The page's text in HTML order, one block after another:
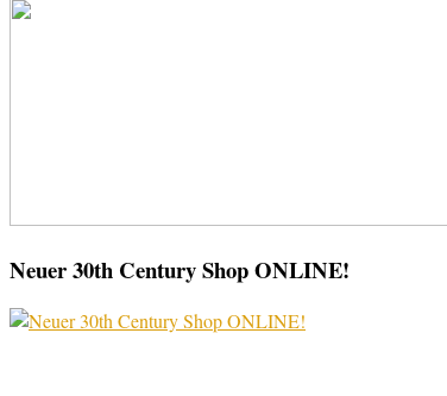
Neuer 30th Century Shop ONLINE!